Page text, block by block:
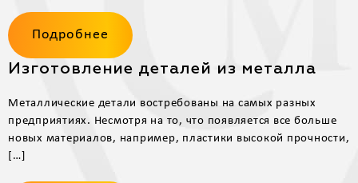
Подробнее
Изготовление деталей из металла
Металлические детали востребованы на самых разных
предприятиях. Несмотря на то, что появляется все больше
новых материалов, например, пластики высокой прочности,
[…]